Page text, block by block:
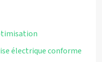
électrique conforme